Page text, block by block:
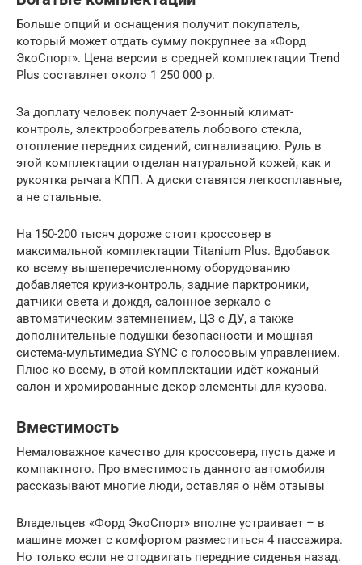
Больше опций и оснащения получит покупатель,
который может отдать сумму покрупнее за «Форд
ЭкоСпорт». Цена версии в средней комплектации Trend
Plus составляет около 1 250 000 р.
За доплату человек получает 2-зонный климат-
контроль, электрообогреватель лобового стекла,
отопление передних сидений, сигнализацию. Руль в
этой комплектации отделан натуральной кожей, как и
рукоятка рычага КПП. А диски ставятся легкосплавные,
а не стальные.
На 150-200 тысяч дороже стоит кроссовер в
максимальной комплектации Titanium Plus. Вдобавок
ко всему вышеперечисленному оборудованию
добавляется круиз-контроль, задние парктроники,
датчики света и дождя, салонное зеркало с
автоматическим затемнением, ЦЗ с ДУ, а также
дополнительные подушки безопасности и мощная
система-мультимедиа SYNC с голосовым управлением.
Плюс ко всему, в этой комплектации идёт кожаный
салон и хромированные декор-элементы для кузова.
Вместимость
Немаловажное качество для кроссовера, пусть даже и
компактного. Про вместимость данного автомобиля
рассказывают многие люди, оставляя о нём отзывы
Владельцев «Форд ЭкоСпорт» вполне устраивает – в
машине может с комфортом разместиться 4 пассажира.
Но только если не отодвигать передние сиденья назад.